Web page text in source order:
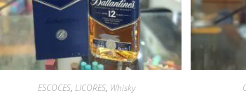
ESCOCES, LICORES, Whisky